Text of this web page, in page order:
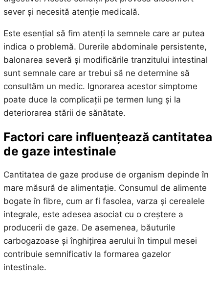
sever și necesită atenție medicală.
Este esențial să fim atenți la semnele care ar putea
indica o problemă. Durerile abdominale persistente,
balonarea severă și modificările tranzitului intestinal
sunt semnale care ar trebui să ne determine să
consultăm un medic. Ignorarea acestor simptome
poate duce la complicații pe termen lung și la
deteriorarea stării de sănătate.
Factori care influențează cantitatea
de gaze intestinale
Cantitatea de gaze produse de organism depinde în
mare măsură de alimentație. Consumul de alimente
bogate în fibre, cum ar fi fasolea, varza și cerealele
integrale, este adesea asociat cu o creștere a
producerii de gaze. De asemenea, băuturile
carbogazoase și înghițirea aerului în timpul mesei
contribuie semnificativ la formarea gazelor
intestinale.